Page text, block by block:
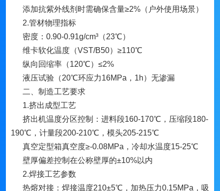
添加抗紫外线剂时需确保含量≥2%（户外使用场景）
2.管材物理指标
密度：0.90-0.91g/cm³（23℃）
维卡软化温度（VST/B50）≥110℃
纵向回缩率（120℃）≤2%
液压试验（20℃环应力16MPa，1h）无渗漏
二、制造工艺要求
1.挤出成型工艺
挤出机温度分区控制：进料段160-170℃，压缩段180-
190℃，计量段200-210℃，模头205-215℃
真空定型箱真空度≥-0.08MPa，冷却水温度15-25℃
壁厚偏差控制在公称壁厚的±10%以内
2.焊接工艺参数
热熔对接：焊接温度210±5℃，加热压力0.15MPa，吸